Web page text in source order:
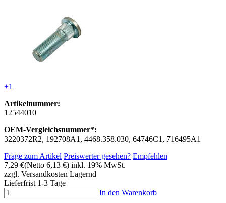
+1
Artikelnummer:
12544010
OEM-Vergleichsnummer*:
3220372R2, 192708A1, 4468.358.030, 64746C1, 716495A1
Frage zum Artikel Preiswerter gesehen? Empfehlen
7,29 €(Netto 6,13 €) inkl. 19% MwSt.
zzgl. Versandkosten Lagernd
Lieferfrist 1-3 Tage
In den Warenkorb